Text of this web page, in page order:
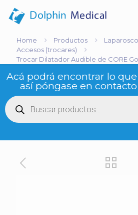
Home Productos
Accesos (trocares)
Trocar Dilatador Audible de CORE
Acá podrá encontrar lo
así póngase en
Búsqueda
de
productos